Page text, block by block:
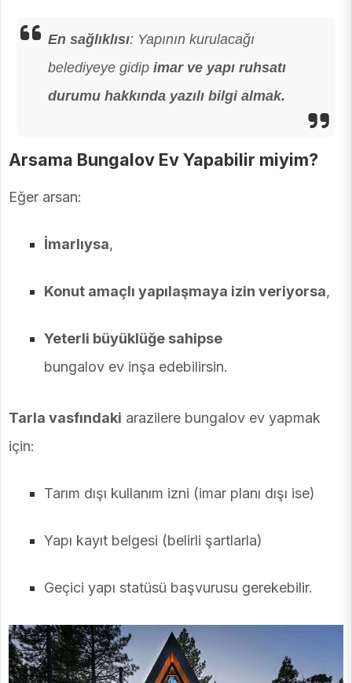
En sağlıklısı: Yapının kurulacağı
belediyeye gidip imar ve yapı ruhsatı
durumu hakkında yazılı bilgi almak.
Arsama Bungalov Ev Yapabilir miyim?
Eğer arsan:
İmarlıysa,
Konut amaçlı yapılaşmaya izin veriyorsa,
Yeterli büyüklüğe sahipse
bungalov ev inşa edebilirsin.
Tarla vasfındaki arazilere bungalov ev yapmak
için:
Tarım dışı kullanım izni (imar planı dışı ise)
Yapı kayıt belgesi (belirli şartlarla)
Geçici yapı statüsü başvurusu gerekebilir.